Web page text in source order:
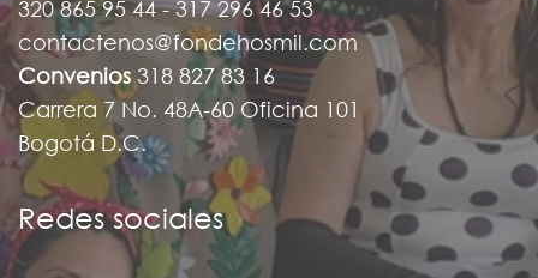
320 865 95 44 - 317 296 46 53
contactenos@fondehosmil.com
Convenios 318 827 83 16
Carrera 7 No. 48A-60 Oficina 101
Bogotá D.C.
Redes sociales